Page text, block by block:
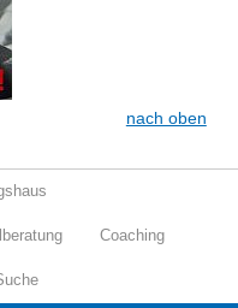
nach oben
Coaching